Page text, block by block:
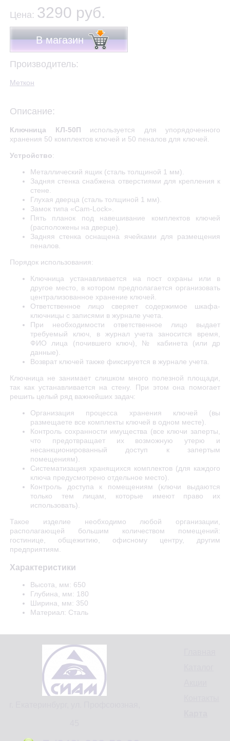
Цена: 3290 руб.
В магазин
Производитель:
Меткон
Описание:
Ключница КЛ-50П используется для упорядоченного
хранения 50 комплектов ключей и 50 пеналов для ключей.
Устройство:
Металлический ящик (сталь толщиной 1 мм).
Задняя стенка снабжена отверстиями для крепления к
стене.
Глухая дверца (сталь толщиной 1 мм).
Замок типа «Cam-Lock».
Пять планок под навешивание комплектов ключей
(расположены на дверце).
Задняя стенка оснащена ячейками для размещения
пеналов.
Порядок использования:
Ключница устанавливается на пост охраны или в
другое место, в котором предполагается организовать
централизованное хранение ключей.
Ответственное лицо сверяет содержимое шкафа-
ключницы с записями в журнале учета.
При необходимости ответственное лицо выдает
требуемый ключ, в журнал учета заносится время,
ФИО лица (почившего ключ), № кабинета (или др
данные).
Возврат ключей также фиксируется в журнале учета.
Ключница не занимает слишком много полезной площади,
так как устанавливается на стену. При этом она помогает
решить целый ряд важнейших задач:
Организация процесса хранения ключей (вы
размещаете все комплекты ключей в одном месте).
Контроль сохранности имущества (все ключи заперты,
что предотвращает их возможную утерю и
несанкционированный доступ к запертым
помещениям).
Систематизация хранящихся комплектов (для каждого
ключа предусмотрено отдельное место).
Контроль доступа к помещениям (ключи выдаются
только тем лицам, которые имеют право их
использовать).
Такое изделие необходимо любой организации,
располагающей большим количеством помещений:
гостинице, общежитию, офисному центру, другим
предприятиям.
Характеристики
Высота, мм: 650
Глубина, мм: 180
Ширина, мм: 350
Материал: Сталь